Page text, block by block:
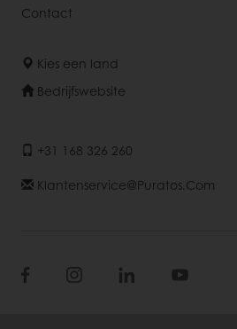
Contact
Kies een land
Bedrijfswebsite
+31 168 326 260
Klantenservice@puratos.com